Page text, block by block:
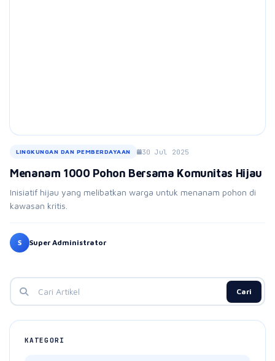
LINGKUNGAN DAN PEMBERDAYAAN 30 Jul 2025
Menanam 1000 Pohon Bersama Komunitas Hijau
Inisiatif hijau yang melibatkan warga untuk menanam pohon di
kawasan kritis.
S Super Administrator
Cari
KATEGORI